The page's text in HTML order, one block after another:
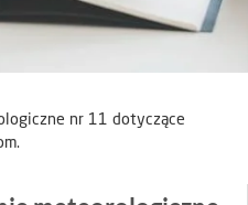
nr 11 dotyczące